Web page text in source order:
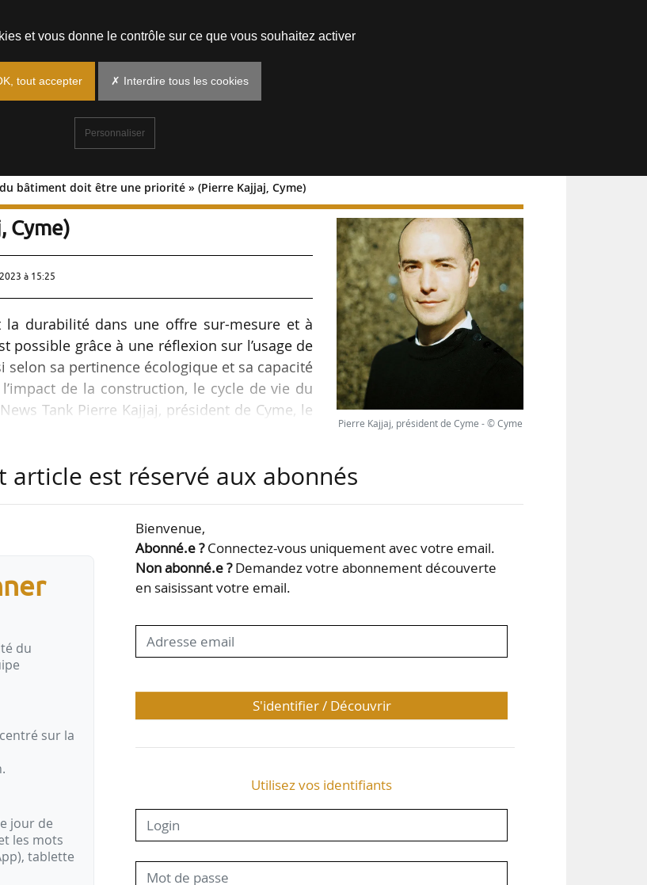
bâtiment doit être une priorité » (Pierre Kajjaj, Cyme)
Le cycle de vie du bâtiment doit
Cyme)
à 15:25
la durabilité dans une offre sur-mesure et à
possible grâce à une réflexion sur l’usage de
sa pertinence écologique et sa capacité
de la construction, le cycle de vie du
Tank Pierre Kajjaj, président de Cyme, le
la construction modulaire avec ossature bois,
Pierre Kajjaj, président de Cyme - © Cyme
article est réservé aux abonnés
du
sur la
jour de
les mots
tablette
Bienvenue,
Abonné.e ?Connectez-vous uniquement avec votre email.
Non abonné.e ?Demandez votre abonnement découverte
en saisissant votre email.
S'identifier / Découvrir
Utilisez vos identifiants
et vous donne le contrôle sur ce que vous souhaitez activer
tout accepter ✗ Interdire tous les cookies
Personnaliser